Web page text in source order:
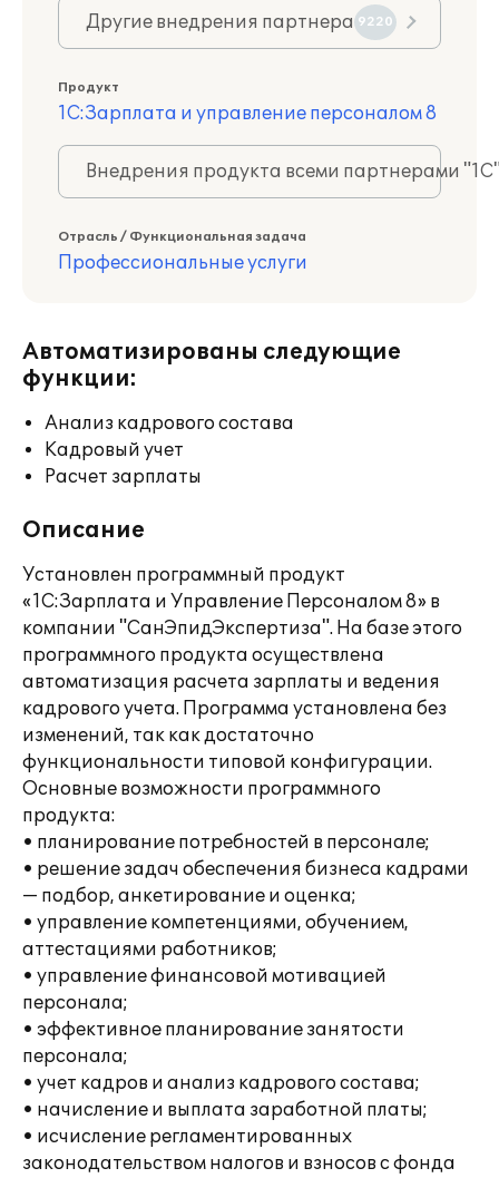
Другие внедрения партнера 9220
Продукт
1С:Зарплата и управление персоналом 8
Внедрения продукта всеми партнерами
Отрасль / Функциональная задача
Профессиональные услуги
Автоматизированы следующие
функции:
Анализ кадрового состава
Кадровый учет
Расчет зарплаты
Описание
Установлен программный продукт
«1С:Зарплата и Управление Персоналом 8» в
компании "СанЭпидЭкспертиза". На базе этого
программного продукта осуществлена
автоматизация расчета зарплаты и ведения
кадрового учета. Программа установлена без
изменений, так как достаточно
функциональности типовой конфигурации.
Основные возможности программного
продукта:
• планирование потребностей в персонале;
• решение задач обеспечения бизнеса кадрами
— подбор, анкетирование и оценка;
• управление компетенциями, обучением,
аттестациями работников;
• управление финансовой мотивацией
персонала;
• эффективное планирование занятости
персонала;
• учет кадров и анализ кадрового состава;
• начисление и выплата заработной платы;
• исчисление регламентированных
законодательством налогов и взносов с фонда